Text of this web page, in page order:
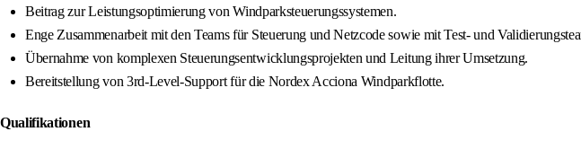
Beitrag zur Leistungsoptimierung von Windparksteuerungssystemen.
Enge Zusammenarbeit mit den Teams für Steuerung und Netzcode sowie mit Test- und
Übernahme von komplexen Steuerungsentwicklungsprojekten und Leitung ihrer Umsetzung.
Bereitstellung von 3rd-Level-Support für die Nordex Acciona Windparkflotte.
Qualifikationen